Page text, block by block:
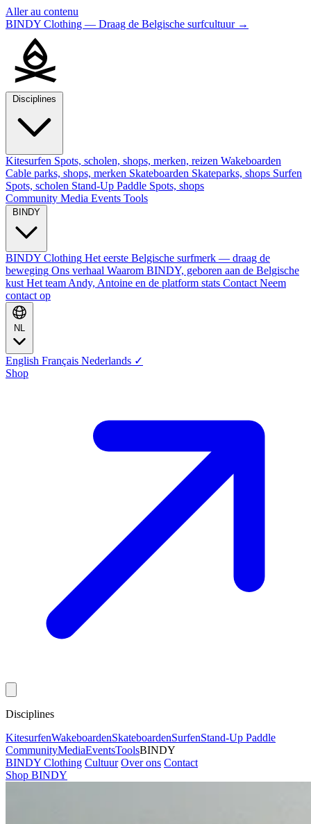
Aller au contenu
BINDY Clothing — Draag de Belgische surfcultuur →
Kitesurfen Spots, scholen, shops, merken, reizen Wakeboarden
Cable parks, shops, merken Skateboarden Skateparks, shops Surfen
Spots, scholen Stand-Up Paddle Spots, shops
Community Media Events Tools
BINDY Clothing Het eerste Belgische surfmerk — draag de
beweging Ons verhaal Waarom BINDY, geboren aan de Belgische
kust Het team Andy, Antoine en de platform stats Contact Neem
contact op
English Français Nederlands ✓
Shop
Disciplines
KitesurfenWakeboardenSkateboardenSurfenStand-Up Paddle
CommunityMediaEventsToolsBINDY
BINDY Clothing Cultuur Over ons Contact
Shop BINDY